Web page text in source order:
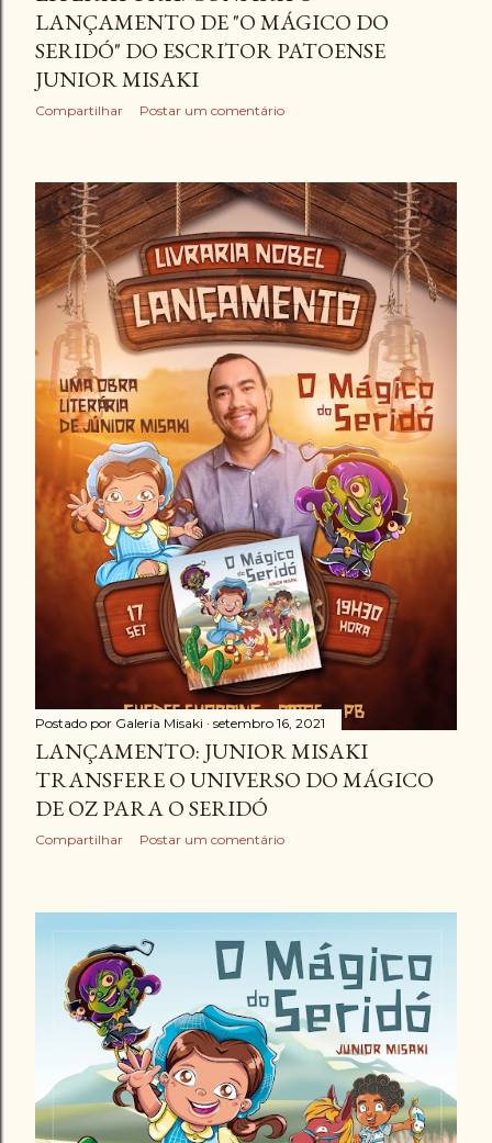
LANÇAMENTO DE "O MÁGICO DO
SERIDÓ" DO ESCRITOR PATOENSE
JUNIOR MISAKI
Compartilhar Postar um comentário
Postado por Galeria Misaki setembro 16, 2021
LANÇAMENTO: JUNIOR MISAKI
TRANSFERE O UNIVERSO DO MÁGICO
DE OZ PARA O SERIDÓ
Compartilhar Postar um comentário